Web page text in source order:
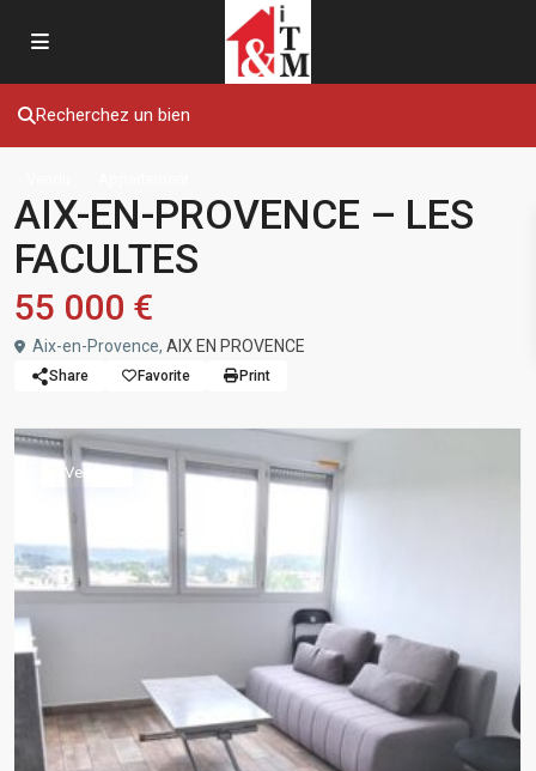
Recherchez un bien
AIX-EN-PROVENCE – LES
FACULTES
55 000 €
Aix-en-Provence, AIX EN PROVENCE
Share Favorite Print
Vendu